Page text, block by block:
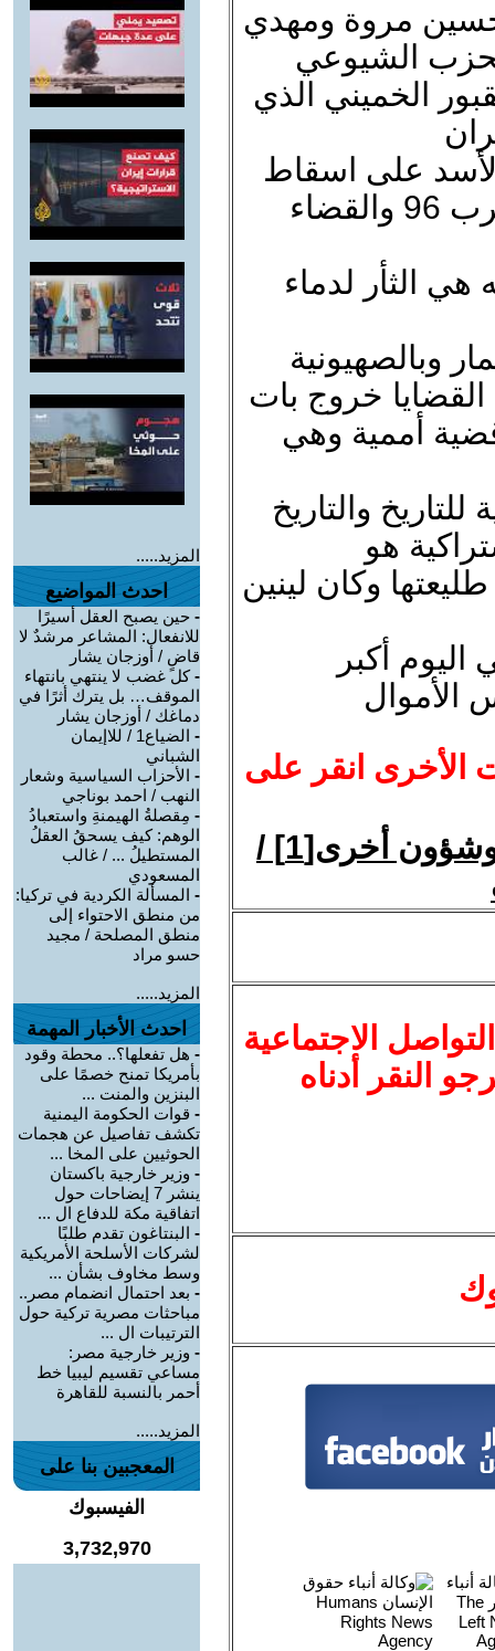
مروة ومهدي
الشيوعي
الخميني الذي
على اسقاط
حزب العمل لصالح الليكود في حرب 96 والقضاء
هي الثأر لدماء
وبالصهيونية
القضايا خروج بات
أممية وهي
والتاريخ
هو
وكان لينين
اليوم أكبر
الأموال
الأخرى انقر على
بانوراما: في الثقافة والسياسة وشؤون أخرى[1] /
الاجتماعية
النقر أدناه
المزيد.....
احدث المواضيع
- حين يصبح العقل أسيرًا
للانفعال: المشاعر مرشدٌ لا
قاضٍ / أوزجان يشار
-كل غضب لا ينتهي بانتهاء
الموقف… بل يترك أثرًا في
دماغك / أوزجان يشار
-
الضياع1 / للاإيمان
الشباني
- الأحزاب السياسية وشعار
النهب / احمد بوناجي
- مِقصلةُ الهيمنةِ واستعبادُ
الوهم: كيف يسحقُ العقلُ
المستطيلُ ... / غالب
المسعودي
- المسألة الكردية في تركيا:
من منطق الاحتواء إلى
منطق المصلحة / مجيد
حسو مراد
المزيد.....
احدث الأخبار المهمة
- هل تفعلها؟.. محطة وقود
بأمريكا تمنح خصمًا على
البنزين والمنت ...
- قوات الحكومة اليمنية
تكشف تفاصيل عن هجمات
الحوثيين على المخا ...
- وزير خارجية باكستان
ينشر 7 إيضاحات حول
اتفاقية مكة للدفاع ال ...
- البنتاغون تقدم طلبًا
لشركات الأسلحة الأمريكية
وسط مخاوف بشأن ...
- بعد احتمال انضمام مصر..
مباحثات مصرية تركية حول
الترتيبات ال ...
- وزير خارجية مصر:
مساعي تقسيم ليبيا خط
أحمر بالنسبة للقاهرة
المزيد.....
المعجبين بنا على
الفيسبوك
3,732,970